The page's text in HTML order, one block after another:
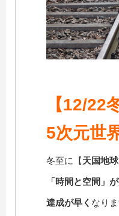
【12/22
5次元世
冬至に【天国地
「時間と空間」
達成が早く なりま